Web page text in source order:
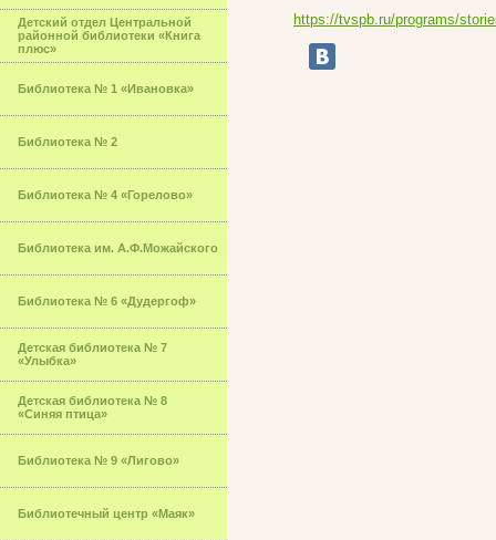
Детский отдел Центральной
районной библиотеки «Книга
плюс»
Библиотека № 1 «Ивановка»
Библиотека № 2
Библиотека № 4 «Горелово»
Библиотека им. А.Ф.Можайского
Библиотека № 6 «Дудергоф»
Детская библиотека № 7
«Улыбка»
Детская библиотека № 8
«Синяя птица»
Библиотека № 9 «Лигово»
Библиотечный центр «Маяк»
https://tvspb.ru/programs/